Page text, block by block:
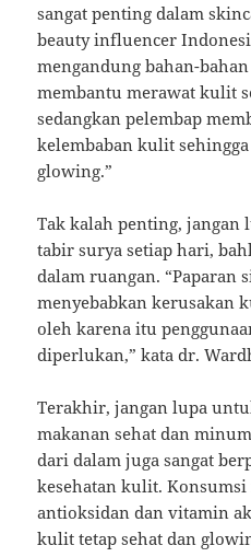
sangat penting dalam
beauty influencer
mengandung bahan-
membantu merawat kulit
sedangkan pelembap
kelembaban kulit
glowing.”
Tak kalah penting, jangan
tabir surya setiap hari,
dalam ruangan. “Paparan
menyebabkan kerusakan
oleh karena itu
diperlukan,” kata dr.
Terakhir, jangan lupa
makanan sehat dan
dari dalam juga sangat
kesehatan kulit. Konsumsi
antioksidan dan vitamin
kulit tetap sehat dan